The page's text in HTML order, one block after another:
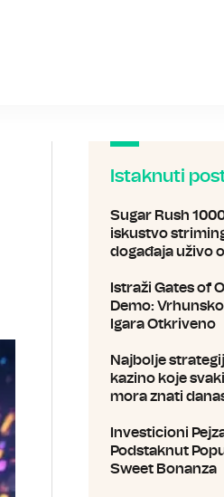
Istaknuti
Sugar Rush
iskustvo
događaja uživo
Istraži Gates of
Demo:
Igara Otkriveno
Najbolje
kazino koje
mora znati
Investicioni
Podstaknut
Sweet Bonanza